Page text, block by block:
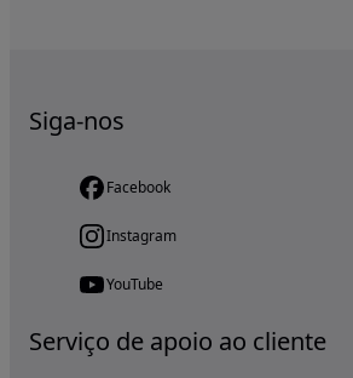
Siga-nos
Facebook
Instagram
YouTube
Serviço de apoio ao cliente